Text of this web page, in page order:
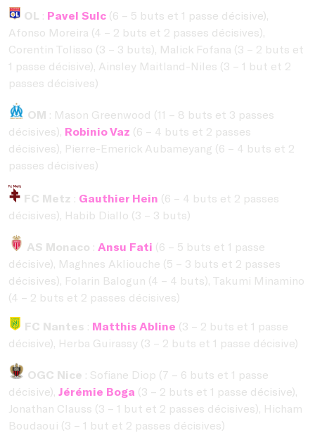
OL : Pavel Sulc (6 – 5 buts et 1 passe décisive),
Afonso Moreira (4 – 2 buts et 2 passes décisives),
Corentin Tolisso (3 – 3 buts), Malick Fofana (3 – 2 buts et
1 passe décisive), Ainsley Maitland-Niles (3 – 1 but et 2
passes décisives)
OM : Mason Greenwood (11 – 8 buts et 3 passes
décisives), Robinio Vaz (6 – 4 buts et 2 passes
décisives), Pierre-Emerick Aubameyang (6 – 4 buts et 2
passes décisives)
FC Metz : Gauthier Hein (6 – 4 buts et 2 passes
décisives), Habib Diallo (3 – 3 buts)
AS Monaco : Ansu Fati (6 – 5 buts et 1 passe
décisive), Maghnes Akliouche (5 – 3 buts et 2 passes
décisives), Folarin Balogun (4 – 4 buts), Takumi Minamino
(4 – 2 buts et 2 passes décisives)
FC Nantes : Matthis Abline (3 – 2 buts et 1 passe
décisive), Herba Guirassy (3 – 2 buts et 1 passe décisive)
OGC Nice : Sofiane Diop (7 – 6 buts et 1 passe
décisive), Jérémie Boga (3 – 2 buts et 1 passe décisive),
Jonathan Clauss (3 – 1 but et 2 passes décisives), Hicham
Boudaoui (3 – 1 but et 2 passes décisives)